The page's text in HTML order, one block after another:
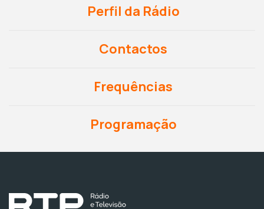
Perfil da Rádio
Contactos
Frequências
Programação